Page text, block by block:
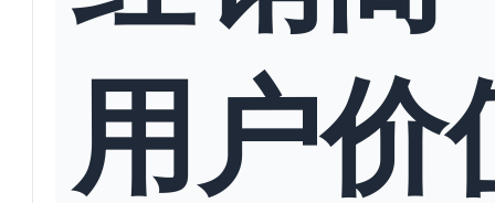
用户价